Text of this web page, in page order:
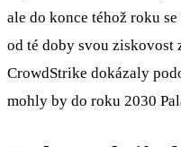
ale do konce téhož roku
od té doby svou ziskovost
CrowdStrike dokázaly
mohly by do roku 2030